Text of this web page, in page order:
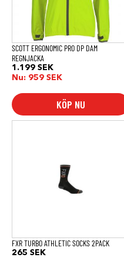
SCOTT ERGONOMIC PRO DP DAM
REGNJACKA
1.199 SEK
Nu: 959 SEK
KÖP NU
alternativen
produktsidan
FXR TURBO ATHLETIC SOCKS 2PACK
265 SEK